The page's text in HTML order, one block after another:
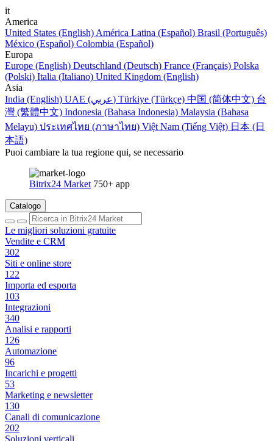
it
America
United States (English) América Latina (Español) Brasil (Português)
México (Español) Colombia (Español)
Europa
Europe (English) Deutschland (Deutsch) France (Français) Polska
(Polski) Italia (Italiano) United Kingdom (English)
Asia
India (English)
UAE (عربي) Türkiye (Türkçe) 中国 (简体中文) 台
灣 (繁體中文) Indonesia (Bahasa Indonesia) Malaysia (Bahasa
Melayu) ประเทศไทย (ภาษาไทย) Việt Nam (Tiếng Việt) 日本 (日
本語)
Puoi cambiare la tua regione qui, se necessario
Bitrix24 Market 750+ app
Catalogo
Le migliori soluzioni gratuite
Vendite e CRM
302
Siti e online store
122
Importa ed esporta
103
Integrazioni
340
Analisi e rapporti
126
Automazione
96
Incarichi e progetti
53
Marketing e newsletter
130
Canali di comunicazione
202
Soluzioni verticali